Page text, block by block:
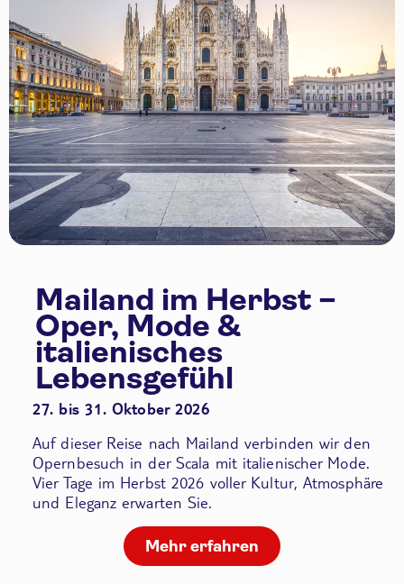
Mailand im Herbst –
Oper, Mode &
italienisches
Lebensgefühl
27. bis 31. Oktober 2026
Auf dieser Reise nach Mailand verbinden wir den
Opernbesuch in der Scala mit italienischer Mode.
Vier Tage im Herbst 2026 voller Kultur, Atmosphäre
und Eleganz erwarten Sie.
Mehr erfahren